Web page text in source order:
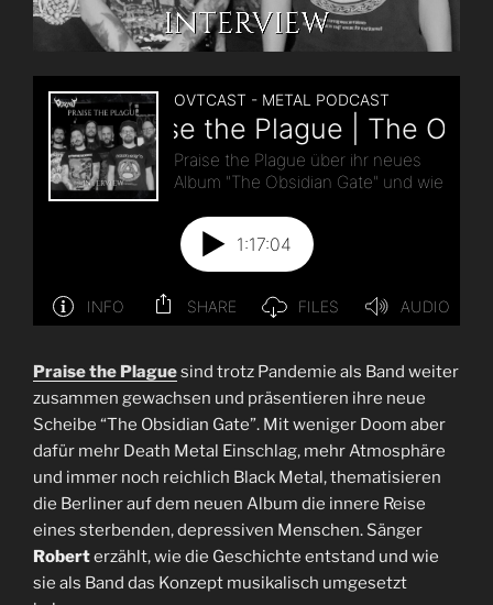
Praise the Plaguesind trotz Pandemie als Band weiter
zusammen gewachsen und präsentieren ihre neue
Scheibe “The Obsidian Gate”. Mit weniger Doom aber
dafür mehr Death Metal Einschlag, mehr Atmosphäre
und immer noch reichlich Black Metal, thematisieren
die Berliner auf dem neuen Album die innere Reise
eines sterbenden, depressiven Menschen. Sänger
Roberterzählt, wie die Geschichte entstand und wie
sie als Band das Konzept musikalisch umgesetzt